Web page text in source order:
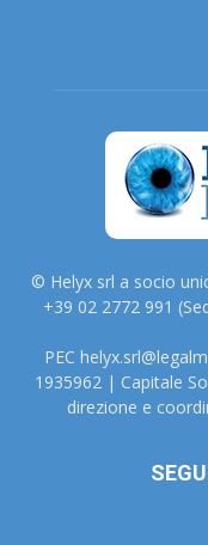
© Helyx srl a socio
+39 02 2772 991
PEC
1935962 | Capitale
direzione e